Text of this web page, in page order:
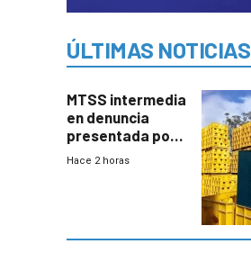
ÚLTIMAS NOTICIAS
MTSS intermedia
en denuncia
presentada por
FNC contra
Hace 2 horas